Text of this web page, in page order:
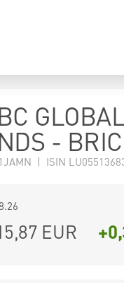
-
| ISIN
EUR